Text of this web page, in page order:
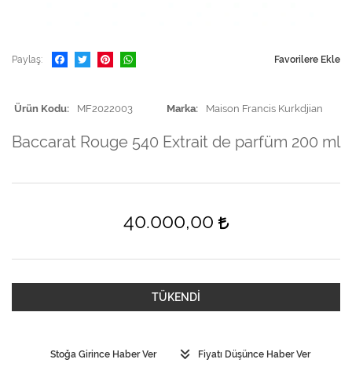
Paylaş Favorilere Ekle
Ürün Kodu MF2022003 Marka Maison Francis Kurkdjian
Baccarat Rouge 540 Extrait de parfüm 200 ml
40.000,00
TÜKENDİ
Stoğa Girince Haber Ver Fiyatı Düşünce Haber Ver